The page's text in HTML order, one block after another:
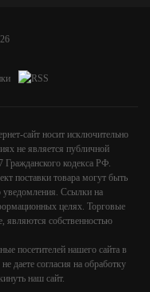
сайт носит исключительно
не является публичной
кодекса РФ.
поставки товара могут быть
уведомления. Ссылки на
целях. Торговые
являются собственностью
посетителей нашего сайта в
даете согласия на обработку
наш сайт.